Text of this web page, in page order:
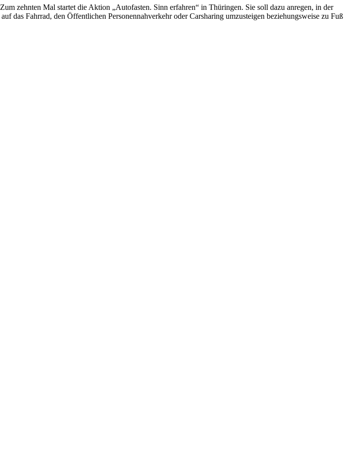
zehnten Mal startet die Aktion „Autofasten. Sinn erfahren“ in Thüringen. Sie soll dazu anregen, in der
das Fahrrad, den Öffentlichen Personennahverkehr oder Carsharing umzusteigen beziehungsweise zu Fuß